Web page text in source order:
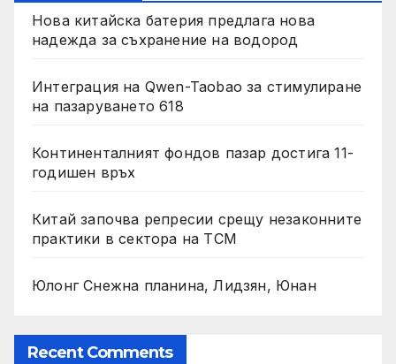
Нова китайска батерия предлага нова
надежда за съхранение на водород
Интеграция на Qwen-Taobao за стимулиране
на пазаруването 618
Континенталният фондов пазар достига 11-
годишен връх
Китай започва репресии срещу незаконните
практики в сектора на TCM
Юлонг Снежна планина, Лидзян, Юнан
Recent Comments